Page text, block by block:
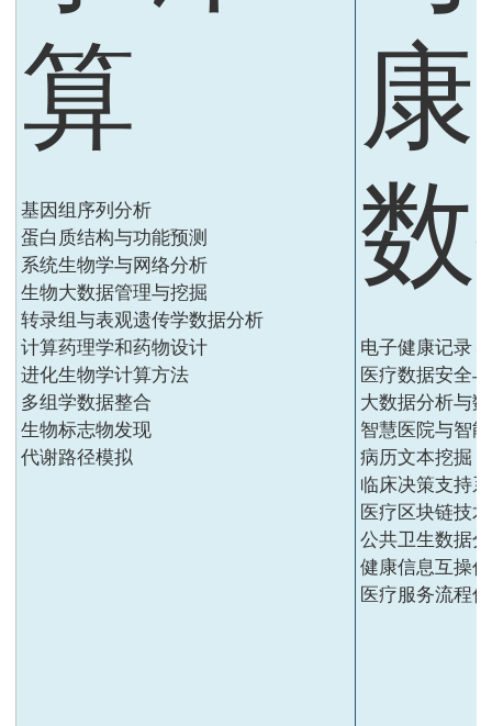
算
基因组序列分析
蛋白质结构与功能预测
系统生物学与网络分析
生物大数据管理与挖掘
转录组与表观遗传学数据分析
计算药理学和药物设计
进化生物学计算方法
多组学数据整合
生物标志物发现
代谢路径模拟
电子健康记录
医疗数据安全
大数据分析与
智慧医院与智
病历文本挖掘
临床决策支持
医疗区块链技术
公共卫生数据
健康信息互操
医疗服务流程